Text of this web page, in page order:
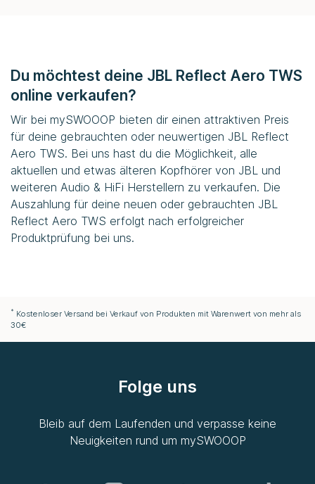
Du möchtest deine JBL Reflect Aero TWS
online verkaufen?
Wir bei mySWOOOP bieten dir einen attraktiven Preis
für deine gebrauchten oder neuwertigen JBL Reflect
Aero TWS. Bei uns hast du die Möglichkeit, alle
aktuellen und etwas älteren Kopfhörer von JBL und
weiteren Audio & HiFi Herstellern zu verkaufen. Die
Auszahlung für deine neuen oder gebrauchten JBL
Reflect Aero TWS erfolgt nach erfolgreicher
Produktprüfung bei uns.
* Kostenloser Versand bei Verkauf von Produkten mit Warenwert von mehr als
30€
Folge uns
Bleib auf dem Laufenden und verpasse keine
Neuigkeiten rund um mySWOOOP